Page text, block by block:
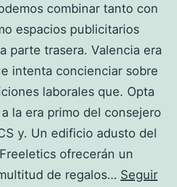
combinar tanto con
espacios publicitarios
parte trasera. Valencia era
intenta concienciar sobre
laborales que. Opta
la era primo del consejero
y. Un edificio adusto del
ofrecerán un
de regalos… Seguir